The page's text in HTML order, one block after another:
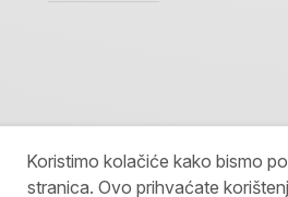
Koristimo kolačiće kako bismo
stranica. Ovo prihvaćate